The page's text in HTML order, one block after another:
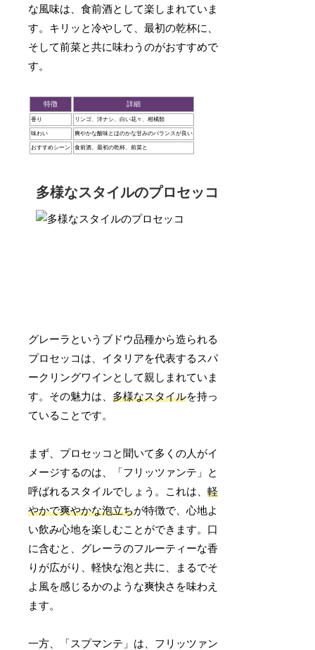
な風味は、食前酒として楽しまれていま
す。キリッと冷やして、最初の乾杯に、
そして前菜と共に味わうのがおすすめで
す。
特徴 詳細
香り リンゴ、洋ナシ、白い花々、柑橘類
味わい 爽やかな酸味とほのかな甘みのバランスが良い
おすすめシーン 食前酒、最初の乾杯、前菜と
多様なスタイルのプロセッコ
グレーラというブドウ品種から造られる
プロセッコは、イタリアを代表するスパ
ークリングワインとして親しまれていま
す。その魅力は、多様なスタイルを持っ
ていることです。
まず、プロセッコと聞いて多くの人がイ
メージするのは、「フリッツァンテ」と
呼ばれるスタイルでしょう。これは、軽
やかで爽やかな泡立ちが特徴で、心地よ
い飲み心地を楽しむことができます。口
に含むと、グレーラのフルーティーな香
りが広がり、軽快な泡と共に、まるでそ
よ風を感じるかのような爽快さを味わえ
ます。
一方、「スプマンテ」は、フリッツァン